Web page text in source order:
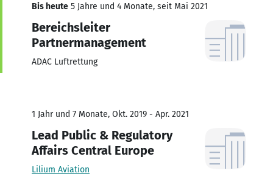
Bis heute 5 Jahre und 4 Monate, seit Mai 2021
Bereichsleiter
Partnermanagement
ADAC Luftrettung
1 Jahr und 7 Monate, Okt. 2019 - Apr. 2021
Lead Public & Regulatory
Affairs Central Europe
Lilium Aviation